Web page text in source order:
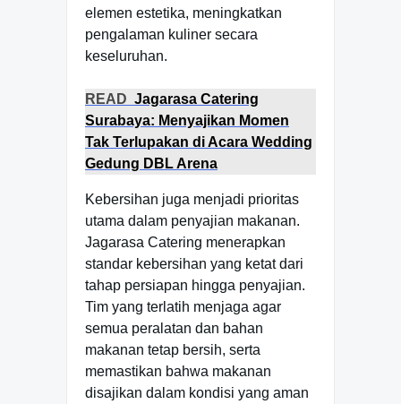
elemen estetika, meningkatkan
pengalaman kuliner secara
keseluruhan.
READ Jagarasa Catering
Surabaya: Menyajikan Momen
Tak Terlupakan di Acara Wedding
Gedung DBL Arena
Kebersihan juga menjadi prioritas
utama dalam penyajian makanan.
Jagarasa Catering menerapkan
standar kebersihan yang ketat dari
tahap persiapan hingga penyajian.
Tim yang terlatih menjaga agar
semua peralatan dan bahan
makanan tetap bersih, serta
memastikan bahwa makanan
disajikan dalam kondisi yang aman